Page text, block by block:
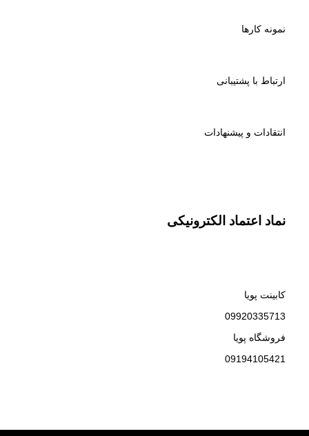
نمونه کارها
ارتباط با پشتیبانی
انتقادات و پیشنهادات
نماد اعتماد الکترونیکی
کابینت پویا
09920335713
فروشگاه پویا
09194105421